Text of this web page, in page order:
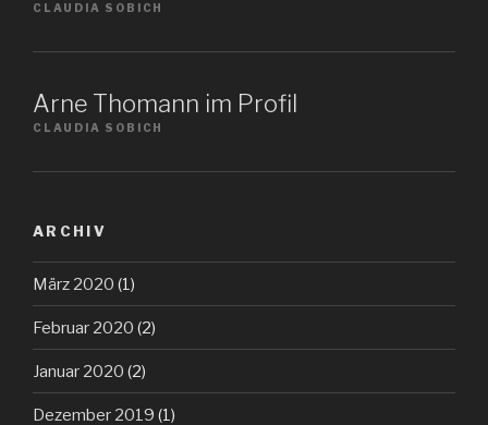
CLAUDIA SOBICH
Arne Thomann im Profil
CLAUDIA SOBICH
ARCHIV
März 2020 (1)
Februar 2020 (2)
Januar 2020 (2)
Dezember 2019 (1)